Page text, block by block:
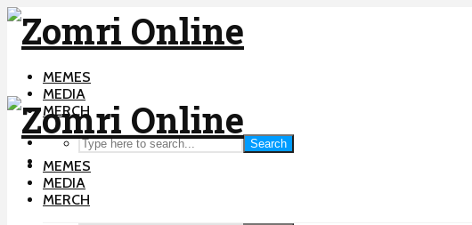
MEMES
MEDIA
MERCH
Search
MEMES
MEDIA
MERCH